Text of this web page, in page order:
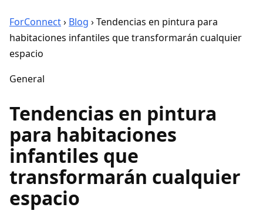
ForConnect› Blog ›Tendencias en pintura para
habitaciones infantiles que transformarán cualquier
espacio
General
Tendencias en pintura
para habitaciones
infantiles que
transformarán cualquier
espacio